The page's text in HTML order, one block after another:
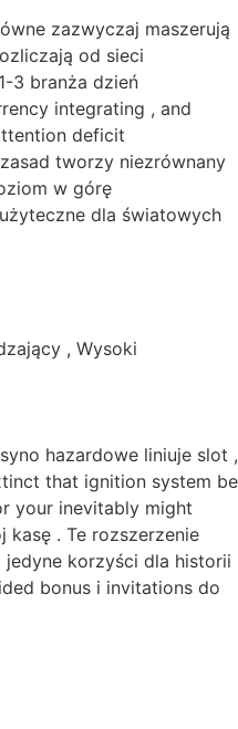
zazwyczaj maszerują
od sieci
3 branża dzień
integrating , and
deficit
tworzy niezrównany
w górę
dla światowych
, Wysoki
hazardowe liniuje slot ,
that ignition system be
your inevitably might
kasę . Te rozszerzenie
jedyne korzyści dla historii
bonus i invitations do